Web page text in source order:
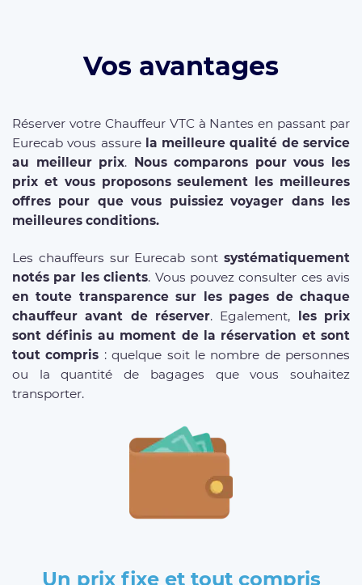
Vos avantages
Réserver votre Chauffeur VTC à Nantes en passant par
Eurecab vous assure la meilleure qualité de service
au meilleur prix.
Nous comparons pour vous les
prix et vous proposons seulement les meilleures
offres pour que vous puissiez voyager dans les
meilleures conditions.
Les chauffeurs sur Eurecab sont systématiquement
notés par les clients. Vous pouvez consulter ces avis
en toute transparence sur les pages de chaque
chauffeur avant de réserver. Egalement, les prix
sont définis au moment de la réservation et sont
tout compris : quelque soit le nombre de personnes
ou la quantité de bagages que vous souhaitez
transporter.
Un prix fixe et tout compris